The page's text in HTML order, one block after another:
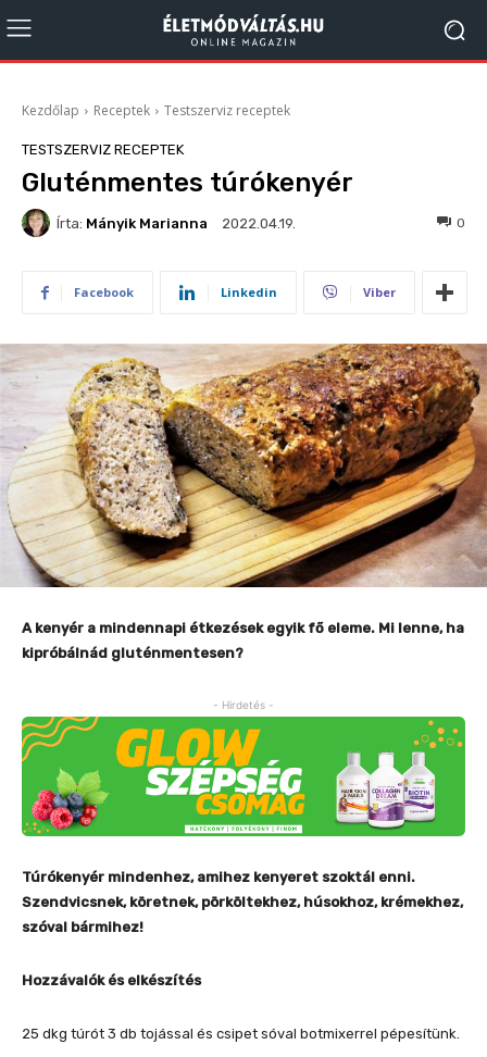
Kezdőlap Receptek Testszerviz receptek
TESTSZERVIZ RECEPTEK
Gluténmentes túrókenyér
Írta: Mányik Marianna 2022.04.19. 0
Facebook Linkedin Viber
A kenyér a mindennapi étkezések egyik fő eleme. Mi lenne, ha
kipróbálnád gluténmentesen?
- Hirdetés -
Túrókenyér mindenhez, amihez kenyeret szoktál enni.
Szendvicsnek, köretnek, pörköltekhez, húsokhoz, krémekhez,
szóval bármihez!
Hozzávalók és elkészítés
25 dkg túrót 3 db tojással és csipet sóval botmixerrel pépesítünk.